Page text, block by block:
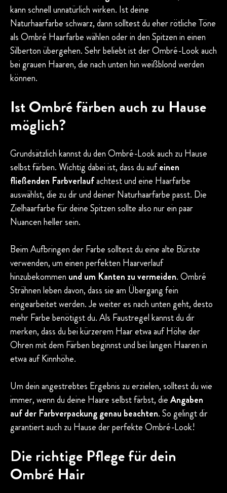
kann schnell unnatürlich wirken. Ist deine
Naturhaarfarbe schwarz, dann solltest du eher rötliche Töne
als Ombré Haarfarbe wählen oder in den Spitzen in einen
Silberton übergehen. Sehr beliebt ist der Ombré-Look auch
bei grauen Haaren, die nach unten hin weißblond werden
können.
Ist Ombré färben auch zu Hause
möglich?
Grundsätzlich kannst du den Ombré-Look auch zu Hause
selbst färben. Wichtig dabei ist, dass du aufeinen
fließenden Farbverlaufachtest und eine Haarfarbe
auswählst, die zu dir und deiner Naturhaarfarbe passt. Die
Zielhaarfarbe für deine Spitzen sollte also nur ein paar
Nuancen heller sein.
Beim Aufbringen der Farbe solltest du eine alte Bürste
verwenden, um einen perfekten Haarverlauf
hinzubekommen und um Kanten zu vermeiden. Ombré
Strähnen leben davon, dass sie am Übergang fein
eingearbeitet werden. Je weiter es nach unten geht, desto
mehr Farbe benötigst du. Als Faustregel kannst du dir
merken, dass du bei kürzerem Haar etwa auf Höhe der
Ohren mit dem Färben beginnst und bei langen Haaren in
etwa auf Kinnhöhe.
Um dein angestrebtes Ergebnis zu erzielen, solltest du wie
immer, wenn du deine Haare selbst färbst, dieAngaben
auf der Farbverpackung genau beachten. So gelingt dir
garantiert auch zu Hause der perfekte Ombré-Look!
Die richtige Pflege für dein
Ombré Hair